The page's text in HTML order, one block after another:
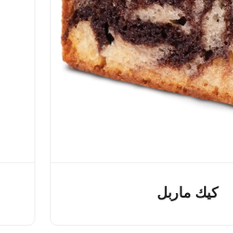
كيك ماربل